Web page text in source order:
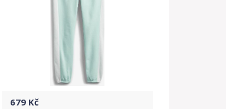
679 Kč